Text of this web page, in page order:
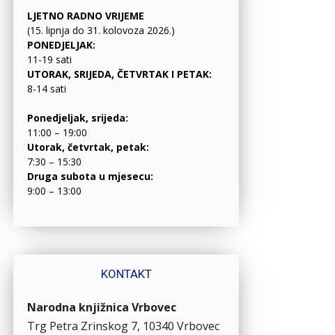
LJETNO RADNO VRIJEME
(15. lipnja do 31. kolovoza 2026.)
PONEDJELJAK:
11-19 sati
UTORAK, SRIJEDA, ČETVRTAK I PETAK:
8-14 sati
Ponedjeljak, srijeda:
11:00 – 19:00
Utorak, četvrtak, petak:
7:30 – 15:30
Druga subota u mjesecu:
9:00 – 13:00
KONTAKT
Narodna knjižnica Vrbovec
Trg Petra Zrinskog 7, 10340 Vrbovec